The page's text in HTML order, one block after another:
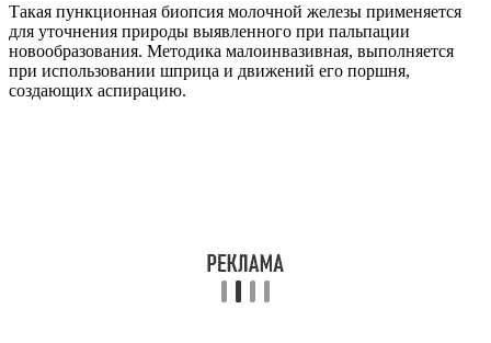
Такая пункционная биопсия молочной железы применяется
для уточнения природы выявленного при пальпации
новообразования. Методика малоинвазивная, выполняется
при использовании шприца и движений его поршня,
создающих аспирацию.